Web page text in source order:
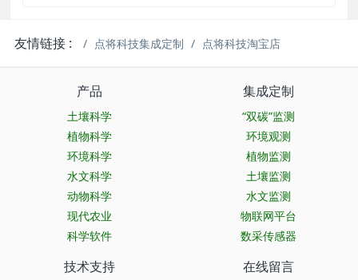
友情链接 : 点将科技集成定制 点将科技淘宝店
产品
土壤科学
植物科学
环境科学
水文科学
动物科学
现代农业
科学软件
集成定制
“双碳”监测
环境观测
植物监测
土壤监测
水文监测
物联网平台
数采传感器
技术支持 在线留言